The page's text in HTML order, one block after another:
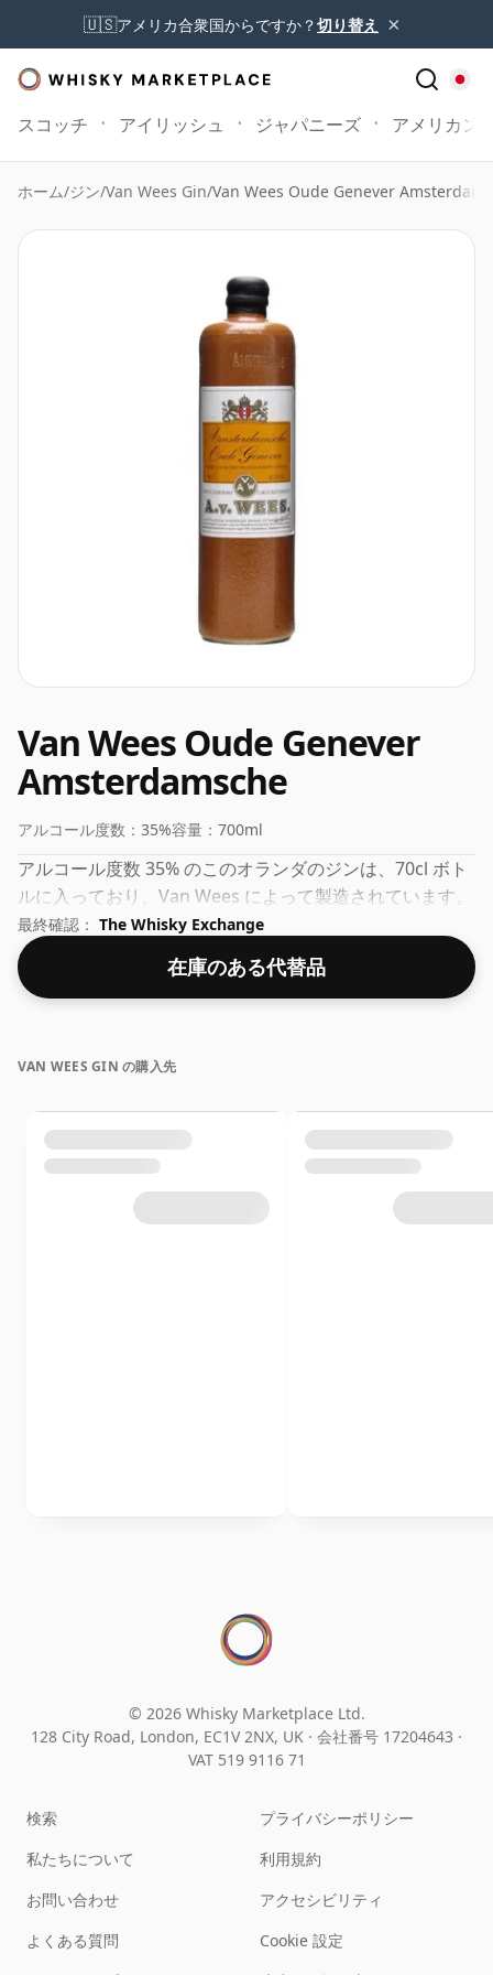
🇺🇸アメリカ合衆国からですか？切り替え ×
スコッチ アイリッシュ ジャパニーズ アメリカン
ホーム/ジン/Van Wees Gin/Van Wees Oude Genever
Van Wees Oude Genever
Amsterdamsche
アルコール度数： 35%容量： 700ml
アルコール度数 35% のこのオランダのジンは、70cl ボト
ルに入っており、Van Wees によって製造されています。
最終確認： The Whisky Exchange
在庫のある代替品
VAN WEES GIN の購入先
© 2026 Whisky Marketplace Ltd.
128 City Road, London, EC1V 2NX, UK · 会社番号 17204643 ·
VAT 519 9116 71
検索
私たちについて
お問い合わせ
よくある質問
プライバシーポリシー
利用規約
アクセシビリティ
Cookie 設定